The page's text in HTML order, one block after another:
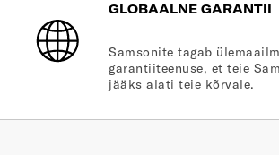
GLOBAALNE GARANTII
Samsonite tagab
garantiiteenuse, et teie
jääks alati teie kõrvale.